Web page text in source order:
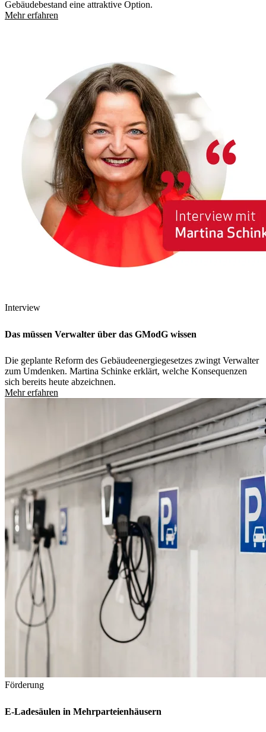
Gebäudebestand eine attraktive Option.
Mehr erfahren
Interview
Das müssen Verwalter über das GModG wissen
Die geplante Reform des Gebäudeenergiegesetzes zwingt Verwalter
zum Umdenken. Martina Schinke erklärt, welche Konsequenzen
sich bereits heute abzeichnen.
Mehr erfahren
Förderung
E-Ladesäulen in Mehrparteienhäusern